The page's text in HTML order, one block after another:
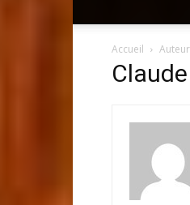
Accueil